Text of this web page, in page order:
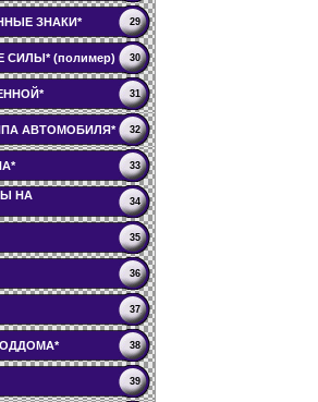
ЗНАКИ* 29
СИЛЫ* (полимер) 30
31
АВТОМОБИЛЯ* 32
33
НА
34
35
36
37
38
39